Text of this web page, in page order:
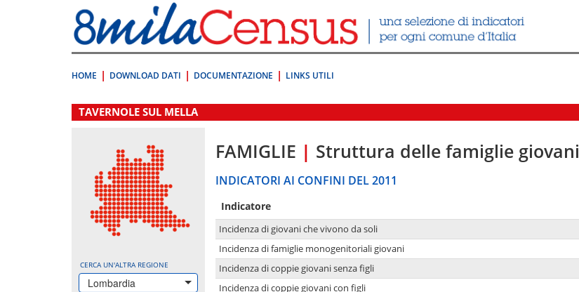
direttamente
a:
Contenuto
HOME DOWNLOAD DATI DOCUMENTAZIONE LINKS UTILI
.
TAVERNOLE SUL MELLA
CERCA UN'ALTRA REGIONE
Lombardia
FAMIGLIE | Struttura delle famiglie giovani
INDICATORI AI CONFINI DEL 2011
Indicatore
Incidenza di giovani che vivono da soli
Incidenza di famiglie monogenitoriali giovani
Incidenza di coppie giovani senza figli
Incidenza di coppie giovani con figli